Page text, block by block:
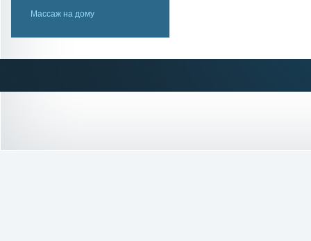
Массаж на дому